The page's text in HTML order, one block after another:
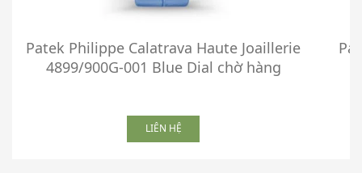
Patek Philippe Calatrava Haute Joaillerie
4899/900G-001 Blue Dial chờ hàng
LIÊN HỆ